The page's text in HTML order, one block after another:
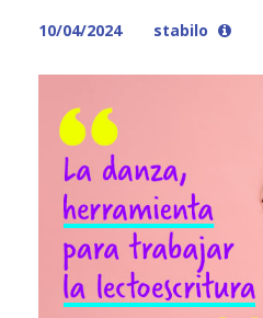
10/04/2024 stabilo